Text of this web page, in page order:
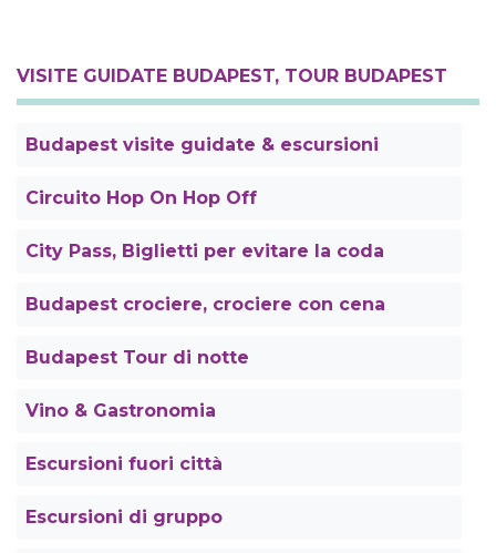
VISITE GUIDATE BUDAPEST, TOUR BUDAPEST
Budapest visite guidate & escursioni
Circuito Hop On Hop Off
City Pass, Biglietti per evitare la coda
Budapest crociere, crociere con cena
Budapest Tour di notte
Vino & Gastronomia
Escursioni fuori città
Escursioni di gruppo